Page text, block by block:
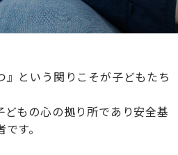
』という関りこそが子どもたち
どもの心の拠り所であり安全基
す。